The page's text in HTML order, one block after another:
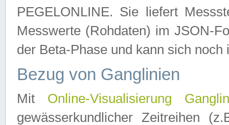
PEGELONLINE. Sie liefert
Messwerte (Rohdaten) im JSON-
der Beta-Phase und kann sich noch
Bezug von Ganglinien
Mit Online-Visualisierung
gewässerkundlicher Zeitreihen